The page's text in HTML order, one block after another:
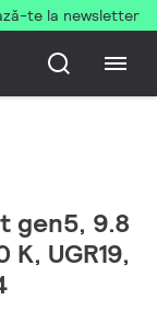
te la newsletter
gen5, 9.8
UGR19,